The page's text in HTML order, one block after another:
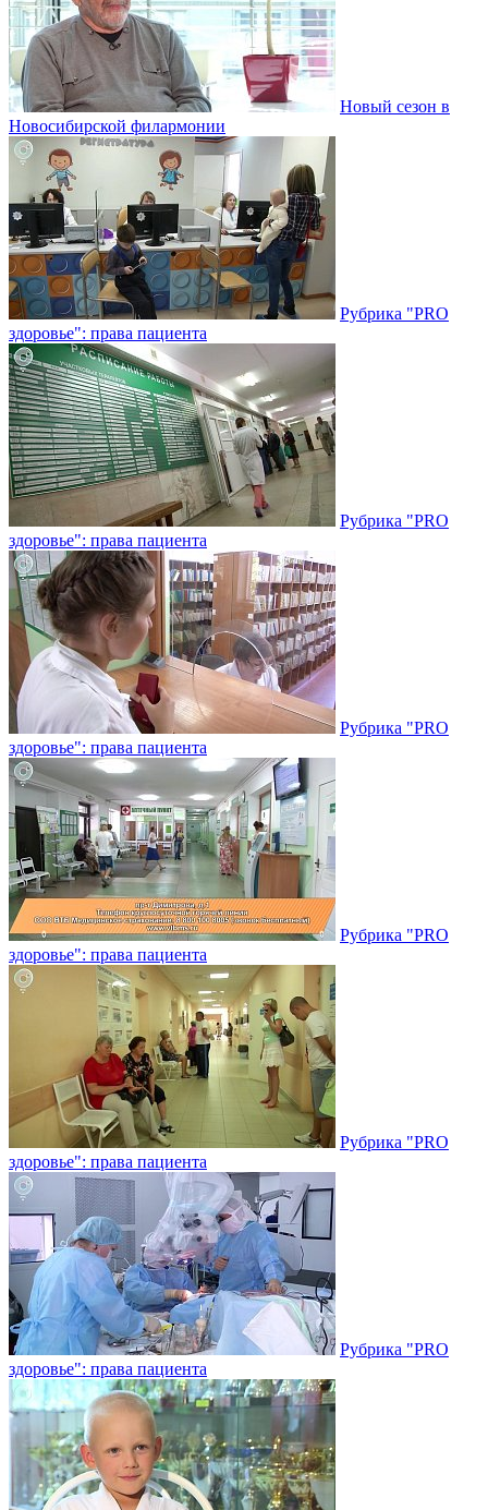
Новый сезон в
Новосибирской филармонии
Рубрика "PRO
здоровье": права пациента
Рубрика "PRO
здоровье": права пациента
Рубрика "PRO
здоровье": права пациента
Рубрика "PRO
здоровье": права пациента
Рубрика "PRO
здоровье": права пациента
Рубрика "PRO
здоровье": права пациента